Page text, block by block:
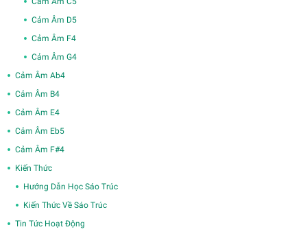
Cảm Âm D5
Cảm Âm F4
Cảm Âm G4
Cảm Âm Ab4
Cảm Âm B4
Cảm Âm E4
Cảm Âm Eb5
Cảm Âm F#4
Kiến Thức
Hướng Dẫn Học Sáo Trúc
Kiến Thức Về Sáo Trúc
Tin Tức Hoạt Động